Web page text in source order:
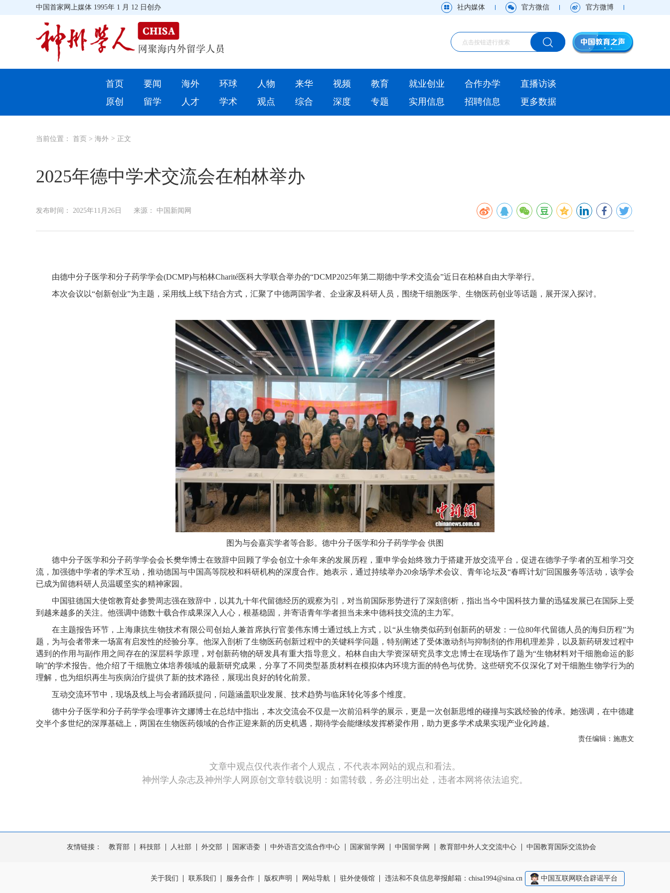
人物 来华
留学
招聘信息 更多数据
中国首家网上媒体 1995年 1 月 12 日创办 社内媒体 官方微信 官方微博
首页 要闻 海外 环球 人物 来华 视频 教育 就业创业 合作办学
直播访谈
原创
留学 人才 学术 观点 综合 深度 专题 实用信息 招聘信息 更多数据
当前位置： 首页 > 海外 > 正文
2025年德中学术交流会在柏林举办
发布时间： 2025年11月26日 来源： 中国新闻网
由德中分子医学和分子药学学会(DCMP)与柏林Charité医科大学联合举办的“DCMP2025年第二期德中学术交流会”近日在柏林自由大学举行。
本次会议以“创新创业”为主题，采用线上线下结合方式，汇聚了中德两国学者、企业家及科研人员，围绕干细胞医学、生物医药创业等话题，展开深入探讨。
图为与会嘉宾学者等合影。德中分子医学和分子药学学会 供图
德中分子医学和分子药学学会会长樊华博士在致辞中回顾了学会创立十余年来的发展历程，重申学会始终致力于搭建开放交流平台，促进在德学子学者的互相学习交
流，加强德中学者的学术互动，推动德国与中国高等院校和科研机构的深度合作。她表示，通过持续举办20余场学术会议、青年论坛及“春晖计划”回国服务等活动，该学会
已成为留德科研人员温暖坚实的精神家园。
中国驻德国大使馆教育处参赞周志强在致辞中，以其九十年代留德经历的观察为引，对当前国际形势进行了深刻剖析，指出当今中国科技力量的迅猛发展已在国际上受
到越来越多的关注。他强调中德数十载合作成果深入人心，根基稳固，并寄语青年学者担当未来中德科技交流的主力军。
在主题报告环节，上海康抗生物技术有限公司创始人兼首席执行官姜伟东博士通过线上方式，以“从生物类似药到创新药的研发：一位80年代留德人员的海归历程”为
题，为与会者带来一场富有启发性的经验分享。他深入剖析了生物医药创新过程中的关键科学问题，特别阐述了受体激动剂与抑制剂的作用机理差异，以及新药研发过程中
遇到的作用与副作用之间存在的深层科学原理，对创新药物的研发具有重大指导意义。柏林自由大学资深研究员李文忠博士在现场作了题为“生物材料对干细胞命运的影
响”的学术报告。他介绍了干细胞立体培养领域的最新研究成果，分享了不同类型基质材料在模拟体内环境方面的特色与优势。这些研究不仅深化了对干细胞生物学行为的
理解，也为组织再生与疾病治疗提供了新的技术路径，展现出良好的转化前景。
互动交流环节中，现场及线上与会者踊跃提问，问题涵盖职业发展、技术趋势与临床转化等多个维度。
德中分子医学和分子药学学会理事许文娜博士在总结中指出，本次交流会不仅是一次前沿科学的展示，更是一次创新思维的碰撞与实践经验的传承。她强调，在中德建
交半个多世纪的深厚基础上，两国在生物医药领域的合作正迎来新的历史机遇，期待学会能继续发挥桥梁作用，助力更多学术成果实现产业化跨越。
责任编辑：施惠文
文章中观点仅代表作者个人观点，不代表本网站的观点和看法。
神州学人杂志及神州学人网原创文章转载说明：如需转载，务必注明出处，违者本网将依法追究。
友情链接： 教育部 科技部 人社部 外交部 国家语委 中外语言交流合作中心 国家留学网 中国留学网 教育部中外人文交流中心 中国教育国际交流协会
关于我们 联系我们 服务合作 版权声明 网站导航 驻外使领馆 违法和不良信息举报邮箱： chisa1994@sina.cn 网上有害信息举报专区